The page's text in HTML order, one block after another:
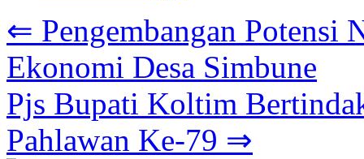
⇐ Pengembangan Potensi
Ekonomi Desa Simbune
Pjs Bupati Koltim
Pahlawan Ke-79 ⇒